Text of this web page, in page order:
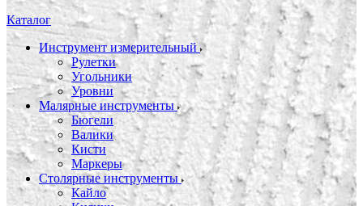
Каталог
Инструмент измерительный
Рулетки
Угольники
Уровни
Малярные инструменты
Бюгели
Валики
Кисти
Маркеры
Столярные инструменты
Кайло